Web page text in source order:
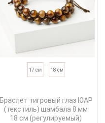
17 см 18 см
Браслет тигровый глаз ЮАР
(текстиль) шамбала 8 мм
18 см (регулируемый)